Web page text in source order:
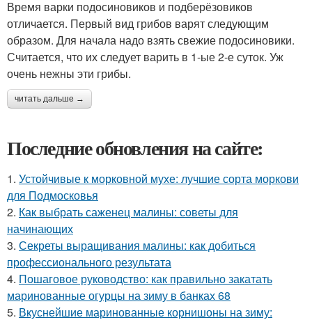
Время варки подосиновиков и подберёзовиков
отличается. Первый вид грибов варят следующим
образом. Для начала надо взять свежие подосиновики.
Считается, что их следует варить в 1-ые 2-е суток. Уж
очень нежны эти грибы.
читать дальше →
Последние обновления на сайте:
1. Устойчивые к морковной мухе: лучшие сорта моркови
для Подмосковья
2. Как выбрать саженец малины: советы для
начинающих
3. Секреты выращивания малины: как добиться
профессионального результата
4. Пошаговое руководство: как правильно закатать
маринованные огурцы на зиму в банках 68
5. Вкуснейшие маринованные корнишоны на зиму: